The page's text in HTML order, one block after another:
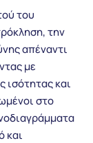
του
την
απέναντι
με
ισότητας και
στο
και